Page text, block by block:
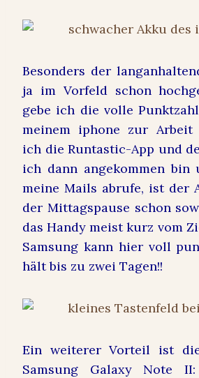
Besonders der
ja im Vorfeld schon
gebe ich die volle
meinem iphone zur Arbeit
ich die Runtastic-App und
ich dann angekommen bin
meine Mails abrufe, ist der
der Mittagspause schon
das Handy meist kurz vom
Samsung kann hier voll
hält bis zu zwei Tagen!!
Ein weiterer Vorteil ist
Samsung Galaxy Note